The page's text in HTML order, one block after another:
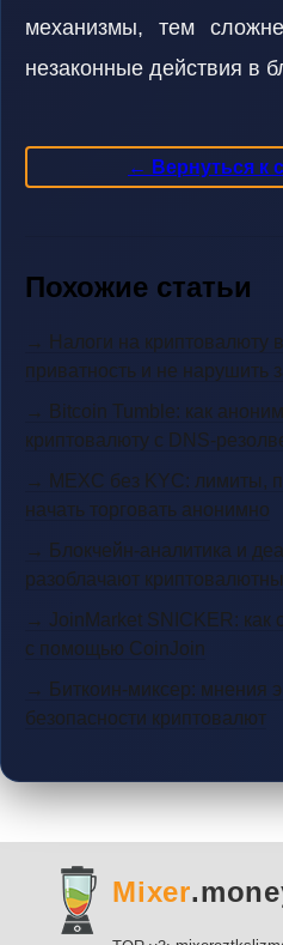
механизмы, тем
незаконные действия в
← Вернуться к
Похожие статьи
→ Налоги на криптовалюту
приватность и не нарушить
→ Bitcoin Tumble: как
криптовалюту с DNS-
→ MEXC без KYC: лимиты,
начать торговать анонимно
→ Блокчейн-аналитика и
разоблачают
→ JoinMarket SNICKER: как
с помощью CoinJoin
→ Биткоин-миксер: мнения
безопасности криптовалют
Mixer